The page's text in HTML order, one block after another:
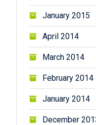
January 2015
April 2014
March 2014
February 2014
January 2014
December